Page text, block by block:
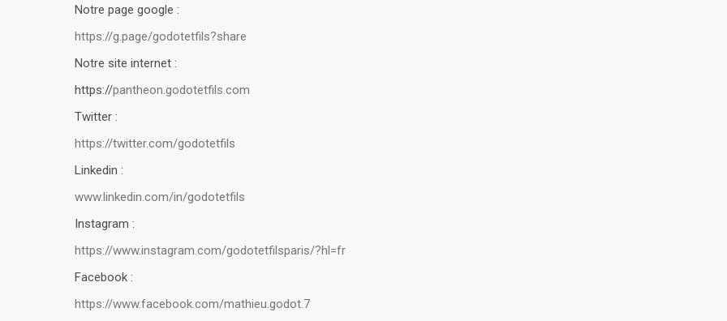
Notre page google :
https://g.page/godotetfils?share
Notre site internet :
https://pantheon.godotetfils.com
Twitter :
https://twitter.com/godotetfils
Linkedin :
www.linkedin.com/in/godotetfils
Instagram :
https://www.instagram.com/godotetfilsparis/?hl=fr
Facebook :
https://www.facebook.com/mathieu.godot.7